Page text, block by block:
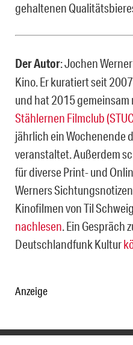
gehaltenen
Der Autor: Jochen
Kino. Er kuratiert seit
und hat 2015
Stählernen Filmclub
jährlich ein Wochenende
veranstaltet. Außerdem
für diverse Print- und
Werners
Kinofilmen von Til
nachlesen. Ein Gespräch
Deutschlandfunk Kultur
Anzeige